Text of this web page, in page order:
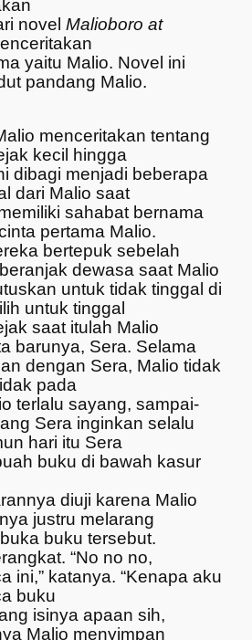
novelMalioboro at
yaitu Malio. Novel ini
pandang Malio.
menceritakan tentang
kecil hingga
dibagi menjadi beberapa
dari Malio saat
sahabat bernama
pertama Malio.
bertepuk sebelah
dewasa saat Malio
untuk tidak tinggal di
untuk tinggal
saat itulah Malio
barunya, Sera. Selama
dengan Sera, Malio tidak
pada
terlalu sayang, sampai-
Sera inginkan selalu
hari itu Sera
buku di bawah kasur
diuji karena Malio
justru melarang
buku tersebut.
“No no no,
ini,” katanya. “Kenapa aku
buku
isinya apaan sih,
Malio menyimpan